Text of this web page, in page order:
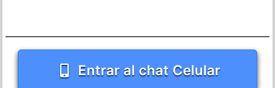
Entrar al chat Celular